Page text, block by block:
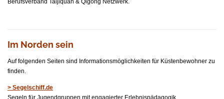
Im Norden sein
Auf folgenden Seiten sind Informationsmöglichkeiten für Küstenbewohner zu
finden.
> Segelschiff.de
Segeln für Jugendgruppen mit engagierter Erlebnispädagogik.